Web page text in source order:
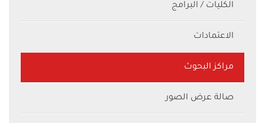
الكليات / البرامج
الاعتمادات
مراكز البحوث
صالة عرض الصور